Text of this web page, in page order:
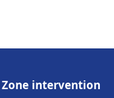
Zone intervention